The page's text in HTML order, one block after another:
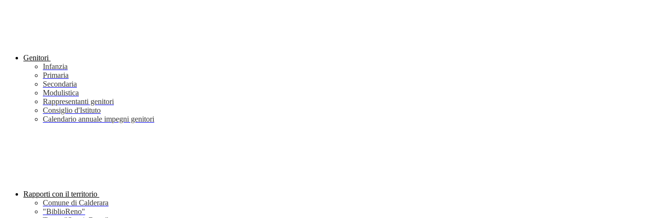
Genitori
Infanzia
Primaria
Secondaria
Modulistica
Rappresentanti genitori
Consiglio d'Istituto
Calendario annuale impegni genitori
Rapporti con il territorio
Comune di Calderara
"BiblioReno"